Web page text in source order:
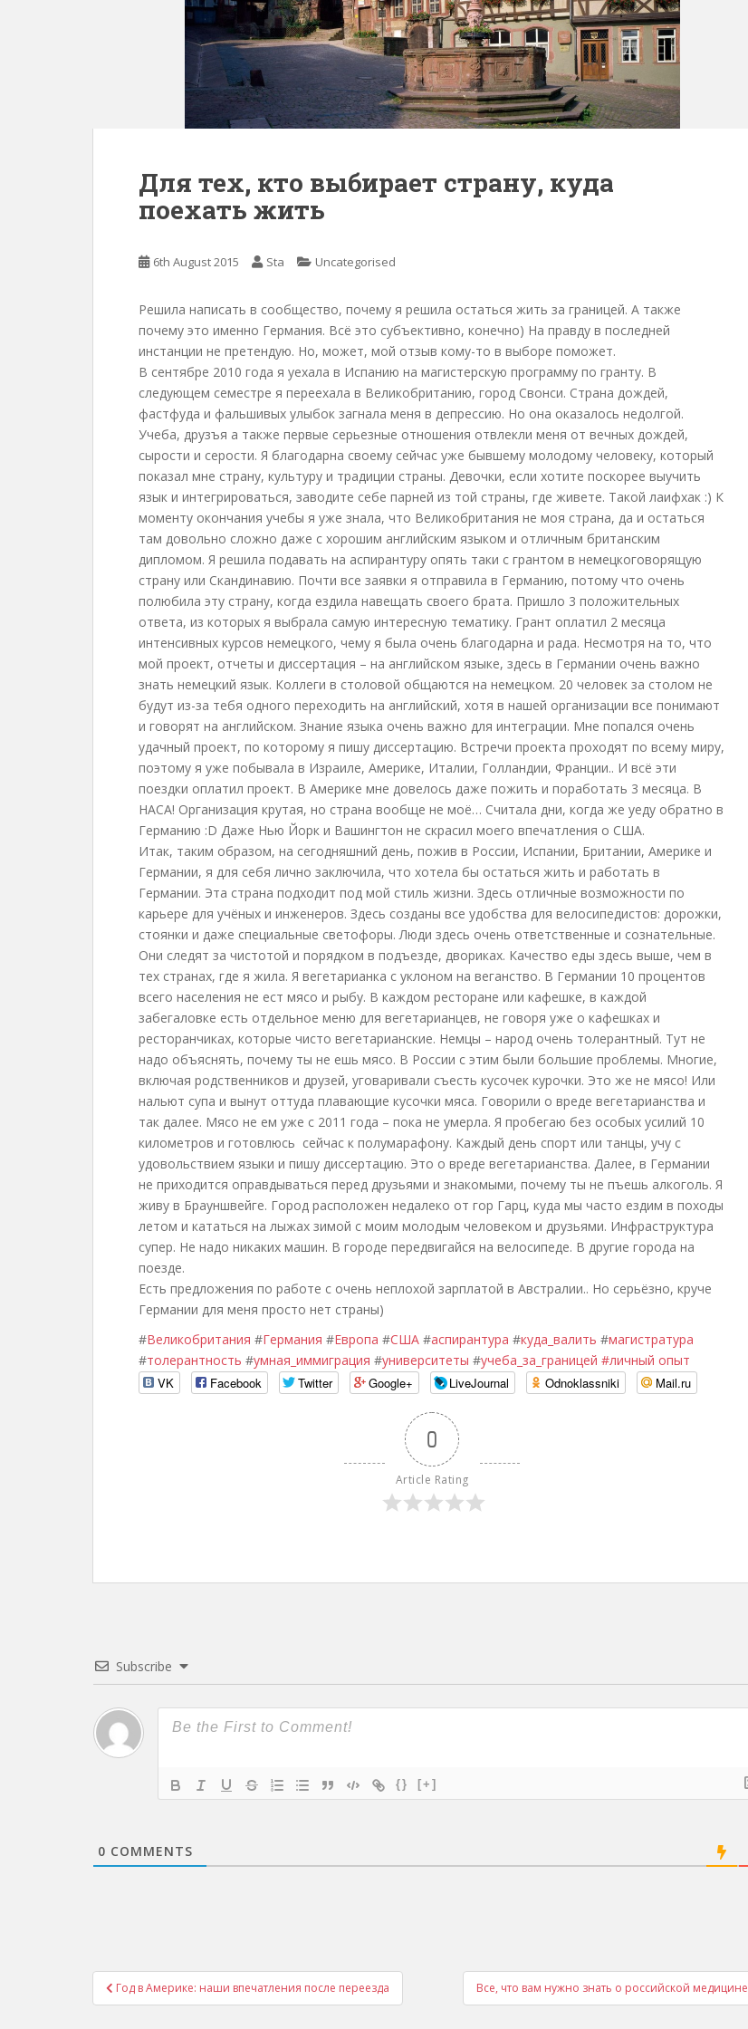
Для тех, кто выбирает страну, куда
поехать жить
6th August 2015 Sta Uncategorised
Решила написать в сообщество, почему я решила остаться жить за границей. А также
почему это именно Германия. Всё это субъективно, конечно) На правду в последней
инстанции не претендую. Но, может, мой отзыв кому-то в выборе поможет.
В сентябре 2010 года я уехала в Испанию на магистерскую программу по гранту. В
следующем семестре я переехала в Великобританию, город Свонси. Страна дождей,
фастфуда и фальшивых улыбок загнала меня в депрессию. Но она оказалось недолгой.
Учеба, друзъя а также первые серьезные отношения отвлекли меня от вечных дождей,
сырости и серости. Я благодарна своему сейчас уже бывшему молодому человеку, который
показал мне страну, культуру и традиции страны. Девочки, если хотите поскорее выучить
язык и интегрироваться, заводите себе парней из той страны, где живете. Такой лаифхак :) К
моменту окончания учебы я уже знала, что Великобритания не моя страна, да и остаться
там довольно сложно даже с хорошим английским языком и отличным британским
дипломом. Я решила подавать на аспирантуру опять таки с грантом в немецкоговорящую
страну или Скандинавию. Почти все заявки я отправила в Германию, потому что очень
полюбила эту страну, когда ездила навещать своего брата. Пришло 3 положительных
ответа, из которых я выбрала самую интересную тематику. Грант оплатил 2 месяца
интенсивных курсов немецкого, чему я была очень благодарна и рада. Несмотря на то, что
мой проект, отчеты и диссертация – на английском языке, здесь в Германии очень важно
знать немецкий язык. Коллеги в столовой общаются на немецком. 20 человек за столом не
будут из-за тебя одного переходить на английский, хотя в нашей организации все понимают
и говорят на английском. Знание языка очень важно для интеграции. Мне попался очень
удачный проект, по которому я пишу диссертацию. Встречи проекта проходят по всему миру,
поэтому я уже побывала в Израиле, Америке, Италии, Голландии, Франции.. И всё эти
поездки оплатил проект. В Америке мне довелось даже пожить и поработать 3 месяца. В
НАСА! Организация крутая, но страна вообще не моё… Считала дни, когда же уеду обратно в
Германию :D Даже Нью Йорк и Вашингтон не скрасил моего впечатления о США.
Итак, таким образом, на сегодняшний день, пожив в России, Испании, Британии, Америке и
Германии, я для себя лично заключила, что хотела бы остаться жить и работать в
Германии. Эта страна подходит под мой стиль жизни. Здесь отличные возможности по
карьере для учёных и инженеров. Здесь созданы все удобства для велосипедистов: дорожки,
стоянки и даже специальные светофоры. Люди здесь очень ответственные и сознательные.
Они следят за чистотой и порядком в подъезде, двориках. Качество еды здесь выше, чем в
тех странах, где я жила. Я вегетарианка с уклоном на веганство. В Германии 10 процентов
всего населения не ест мясо и рыбу. В каждом ресторане или кафешке, в каждой
забегаловке есть отдельное меню для вегетарианцев, не говоря уже о кафешках и
ресторанчиках, которые чисто вегетарианские. Немцы – народ очень толерантный. Тут не
надо объяснять, почему ты не ешь мясо. В России с этим были большие проблемы. Многие,
включая родственников и друзей, уговаривали съесть кусочек курочки. Это же не мясо! Или
нальют супа и вынут оттуда плавающие кусочки мяса. Говорили о вреде вегетарианства и
так далее. Мясо не ем уже с 2011 года – пока не умерла. Я пробегаю без особых усилий 10
километров и готовлюсь сейчас к полумарафону. Каждый день спорт или танцы, учу с
удовольствием языки и пишу диссертацию. Это о вреде вегетарианства. Далее, в Германии
не приходится оправдываться перед друзьями и знакомыми, почему ты не пъешь алкоголь. Я
живу в Брауншвейге. Город расположен недалеко от гор Гарц, куда мы часто ездим в походы
летом и кататься на лыжах зимой с моим молодым человеком и друзьями. Инфраструктура
супер. Не надо никаких машин. В городе передвигайся на велосипеде. В другие города на
поезде.
Есть предложения по работе с очень неплохой зарплатой в Австралии.. Но серьёзно, круче
Германии для меня просто нет страны)
#Великобритания #Германия #Европа #США #аспирантура #куда_валить #магистратура
#толерантность #умная_иммиграция #университеты #учеба_за_границей #личный опыт
VK
Facebook Twitter Google+ LiveJournal Odnoklassniki Mail.ru
0
Article Rating
Subscribe
{} [+]
0 COMMENTS
Post
navigation
Год в Америке: наши впечатления после переезда Все, что вам нужно знать о российской медицине